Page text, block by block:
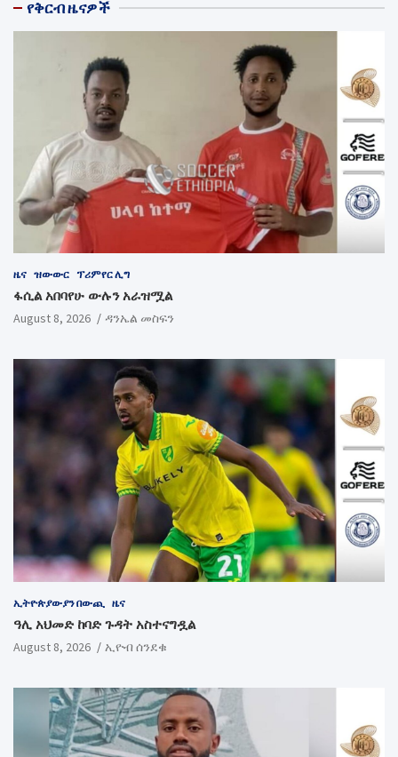
የቅርብ ዜናዎች
ዜና ዝውውር ፕሪምየር ሊግ
ፋሲል አበባየሁ ውሉን አራዝሟል
August 8, 2026 ዳንኤል መስፍን
ኢትዮጵያውያን በውጪ ዜና
ዓሊ አህመድ ከባድ ጉዳት አስተናግዷል
August 8, 2026 ኢዮብ ሰንደቁ